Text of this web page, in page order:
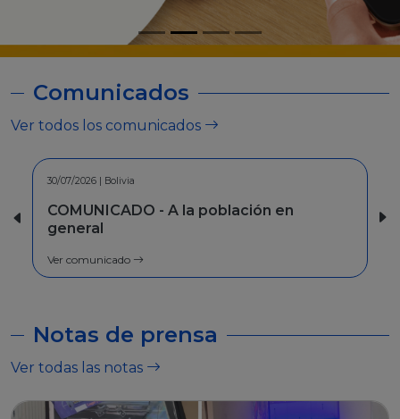
Comunicados
Ver todos los comunicados
30/06/2026 | Bolivia
INFORMACION - Facilidades de pago
Ver comunicado
Notas de prensa
Ver todas las notas